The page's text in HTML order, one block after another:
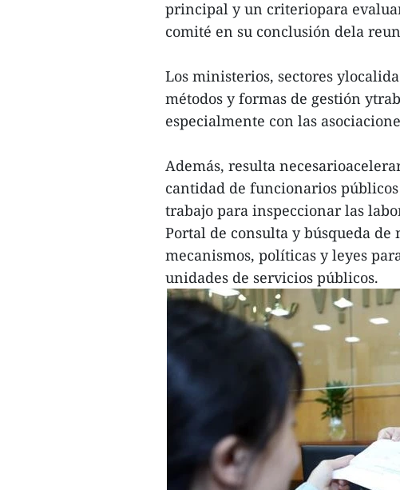
principal y un criteriopara
comité en su conclusión dela
Los ministerios, sectores
métodos y formas de gestión
especialmente con las
Además, resulta
cantidad de funcionarios
trabajo para inspeccionar las
Portal de consulta y búsqueda
mecanismos, políticas y leyes
unidades de servicios públicos.